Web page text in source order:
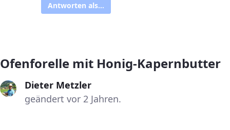
Antworten als...
Ofenforelle mit Honig-Kapernbutter
Dieter Metzler
geändert vor 2 Jahren.